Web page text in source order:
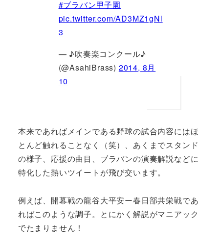
#ブラバン甲子園
pic.twitter.com/AD3MZ1gNl
3
— ♪吹奏楽コンクール♪
(@AsahiBrass) 2014, 8月
10
本来であればメインである野球の試合内容にはほ
とんど触れることなく（笑）、あくまでスタンド
の様子、応援の曲目、ブラバンの演奏解説などに
特化した熱いツイートが飛び交います。
例えば、開幕戦の龍谷大平安ー春日部共栄戦であ
ればこのような調子。とにかく解説がマニアック
でたまりません！